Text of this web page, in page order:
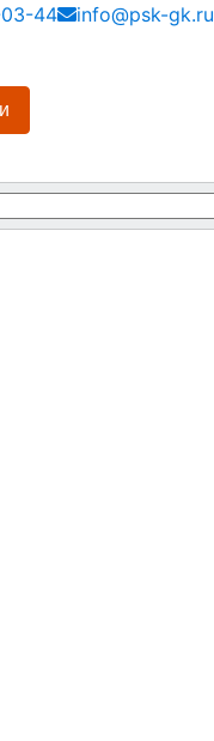
44
info@psk-gk.ru